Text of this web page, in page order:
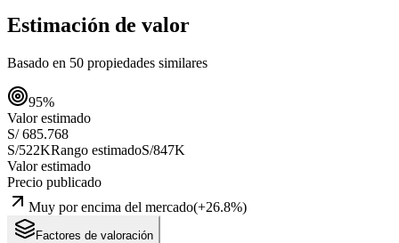
Estimación de valor
Basado en 50 propiedades similares
95%
Valor estimado
S/ 685.768
S/522KRango estimadoS/847K
Valor estimado
Precio publicado
Muy por encima del mercado(+26.8%)
Factores de valoración